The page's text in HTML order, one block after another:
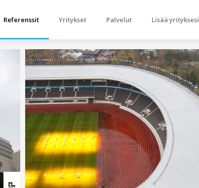
Referenssit Yritykset Palvelut Lisää yrityksesi